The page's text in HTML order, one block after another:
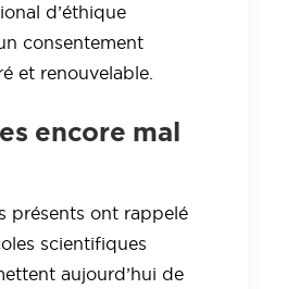
d’éthique
consentement
et renouvelable.
encore mal
présents ont rappelé
scientifiques
aujourd’hui de